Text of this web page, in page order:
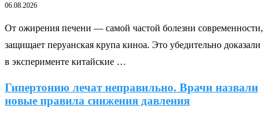
06.08.2026
От ожирения печени — самой частой болезни современности,
защищает перуанская крупа киноа. Это убедительно доказали
в эксперименте китайские …
Гипертонию лечат неправильно. Врачи назвали
новые правила снижения давления